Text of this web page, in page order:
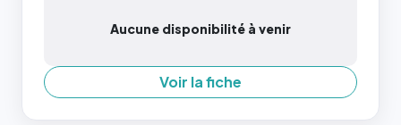
Aucune disponibilité à venir
Voir la fiche